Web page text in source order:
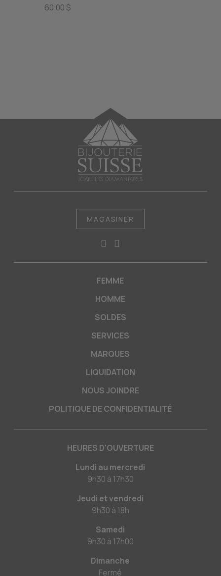
60.00 $
MAGASINER
FEMME
HOMME
SOLDES
SERVICES
MARQUES
LIQUIDATION
NOUS JOINDRE
POLITIQUE DE CONFIDENTIALITÉ
HEURES D'OUVERTURE
Lundi au mercredi
9h30 à 17h30
Jeudi et vendredi
9h30 à 18h
Samedi
9h30 à 17h00
Dimanche
Fermé